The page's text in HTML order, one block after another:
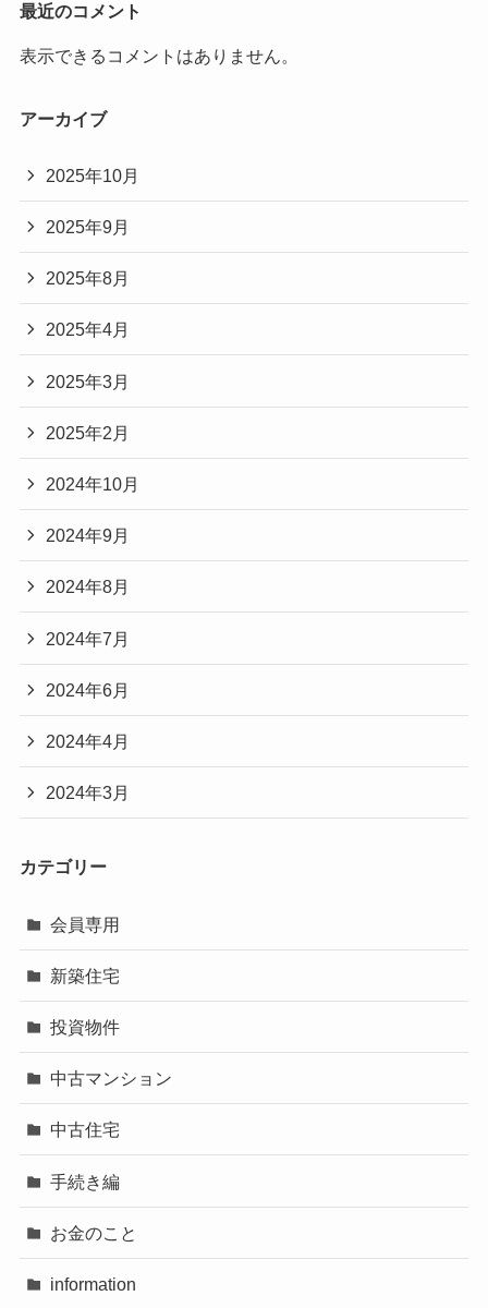
最近のコメント
表示できるコメントはありません。
アーカイブ
2025年10月
2025年9月
2025年8月
2025年4月
2025年3月
2025年2月
2024年10月
2024年9月
2024年8月
2024年7月
2024年6月
2024年4月
2024年3月
カテゴリー
会員専用
新築住宅
投資物件
中古マンション
中古住宅
手続き編
お金のこと
information